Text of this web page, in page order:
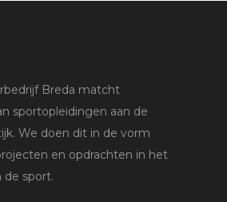
Breda matcht
sportopleidingen aan de
We doen dit in de vorm
en opdrachten in het
de sport.